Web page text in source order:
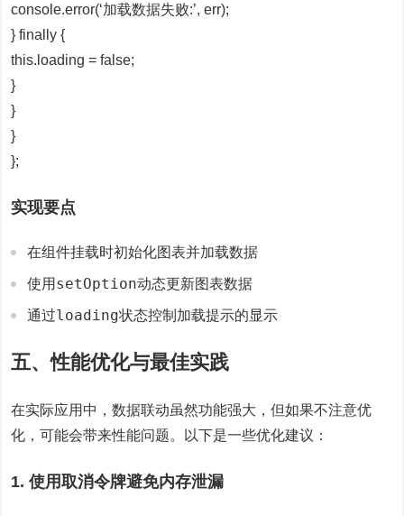
console.error(‘加载数据失败:’, err);
} finally {
this.loading = false;
}
}
}
};
实现要点
在组件挂载时初始化图表并加载数据
使用 setOption动态更新图表数据
通过loading状态控制加载提示的显示
五、性能优化与最佳实践
在实际应用中，数据联动虽然功能强大，但如果不注意优
化，可能会带来性能问题。以下是一些优化建议：
1. 使用取消令牌避免内存泄漏